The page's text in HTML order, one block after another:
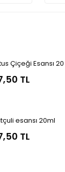
Çiçeği Esansı
TL
esansı 20ml
TL